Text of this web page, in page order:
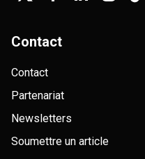
Contact
Contact
Partenariat
Newsletters
Soumettre un article